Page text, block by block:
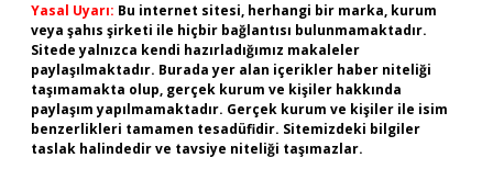
Yasal Uyarı: Bu internet sitesi, herhangi bir marka, kurum
veya şahıs şirketi ile hiçbir bağlantısı bulunmamaktadır.
Sitede yalnızca kendi hazırladığımız makaleler
paylaşılmaktadır. Burada yer alan içerikler haber niteliği
taşımamakta olup, gerçek kurum ve kişiler hakkında
paylaşım yapılmamaktadır. Gerçek kurum ve kişiler ile isim
benzerlikleri tamamen tesadüfidir. Sitemizdeki bilgiler
taslak halindedir ve tavsiye niteliği taşımazlar.